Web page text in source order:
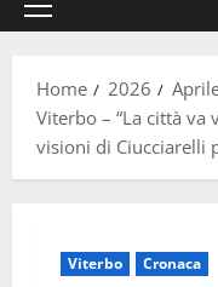
Menu
Home
2026
Viterbo – “La città va
visioni di Ciucciarelli
Viterbo Cronaca